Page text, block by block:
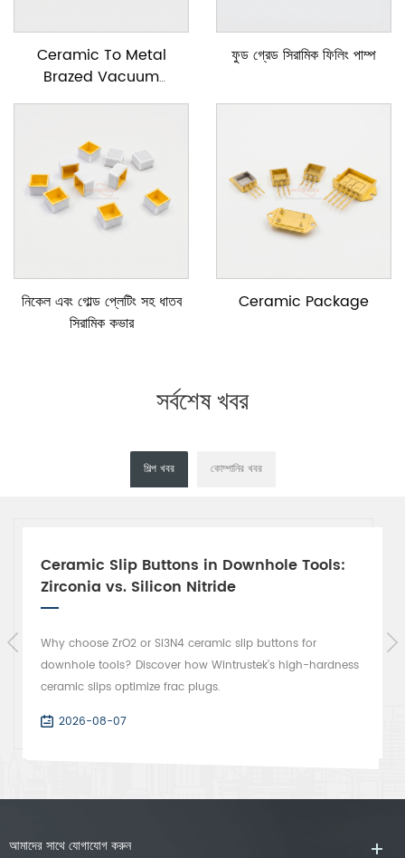
Ceramic To Metal
Brazed Vacuum
Feedtrough
ফুড গ্রেড সিরামিক ফিলিং পাম্প
নিকেল এবং গোল্ড প্লেটিং সহ ধাতব
সিরামিক কভার
Ceramic Package
সর্বশেষ খবর
শিল্প খবর কোম্পানির খবর
Ceramic Slip Buttons in Downhole Tools:
Zirconia vs. Silicon Nitride
Why choose ZrO2 or Si3N4 ceramic slip buttons for
downhole tools? Discover how Wintrustek’s high-hardness
ceramic slips optimize frac plugs.
2026-08-07
আমাদের সাথে যোগাযোগ করুন